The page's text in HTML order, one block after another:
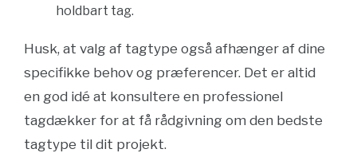
holdbart tag.
Husk, at valg af tagtype også afhænger af dine
specifikke behov og præferencer. Det er altid
en god idé at konsultere en professionel
tagdækker for at få rådgivning om den bedste
tagtype til dit projekt.